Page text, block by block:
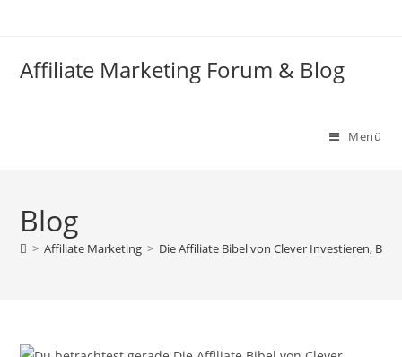
Affiliate Marketing Forum & Blog
Menü
Blog
> Affiliate Marketing > Die Affiliate Bibel von Clever Investieren,